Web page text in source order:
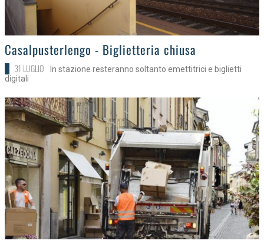
>
Casalpusterlengo - Biglietteria chiusa
31 LUGLIO
In stazione resteranno soltanto emettitrici e biglietti
digitali